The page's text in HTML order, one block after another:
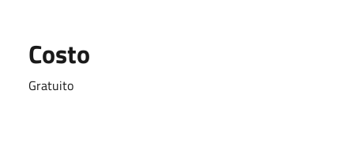
Costo
Gratuito